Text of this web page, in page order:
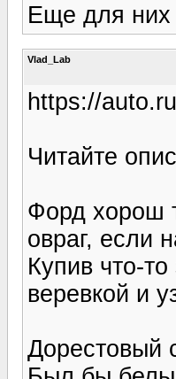
Еще для них
Vlad_Lab
https://
Читайте
Форд хорош
овраг, если
Купив что-
веревкой и
Дорестовый